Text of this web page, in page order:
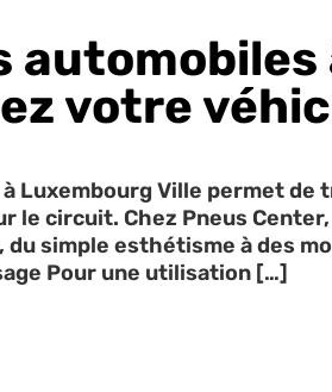
automobiles
votre
à Luxembourg Ville permet
le circuit. Chez Pneus
du simple esthétisme à des
Pour une utilisation […]